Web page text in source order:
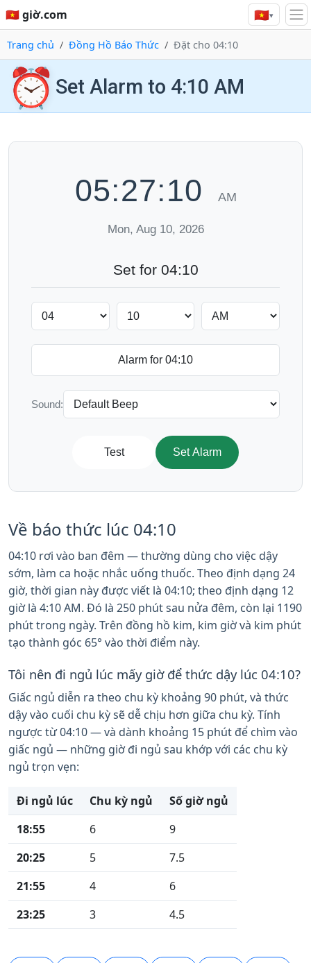
🇻🇳 giờ.com 🇻🇳▾
Trang chủ Đồng Hồ Báo Thức Đặt cho 04:10
⏰ Set Alarm to 4:10 AM
05:27:10 AM
Mon, Aug 10, 2026
Set for 04:10
Sound:
Test Set Alarm
Về báo thức lúc 04:10
04:10 rơi vào ban đêm — thường dùng cho việc dậy
sớm, làm ca hoặc nhắc uống thuốc. Theo định dạng 24
giờ, thời gian này được viết là 04:10; theo định dạng 12
giờ là 4:10 AM. Đó là 250 phút sau nửa đêm, còn lại 1190
phút trong ngày. Trên đồng hồ kim, kim giờ và kim phút
tạo thành góc 65° vào thời điểm này.
Tôi nên đi ngủ lúc mấy giờ để thức dậy lúc 04:10?
Giấc ngủ diễn ra theo chu kỳ khoảng 90 phút, và thức
dậy vào cuối chu kỳ sẽ dễ chịu hơn giữa chu kỳ. Tính
ngược từ 04:10 — và dành khoảng 15 phút để chìm vào
giấc ngủ — những giờ đi ngủ sau khớp với các chu kỳ
ngủ trọn vẹn:
Đi ngủ lúc Chu kỳ ngủ
Số giờ ngủ
18:55
6
9
20:25
5
7.5
21:55
4
6
23:25
3 4.5